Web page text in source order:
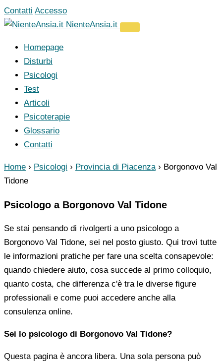
Vai
al
Contatti Accesso
NienteAnsia.it
Homepage
Disturbi
Psicologi
Test
Articoli
Psicoterapie
Glossario
Contatti
Home › Psicologi › Provincia di Piacenza › Borgonovo Val
Tidone
Psicologo a Borgonovo Val Tidone
Se stai pensando di rivolgerti a uno psicologo a
Borgonovo Val Tidone, sei nel posto giusto. Qui trovi tutte
le informazioni pratiche per fare una scelta consapevole:
quando chiedere aiuto, cosa succede al primo colloquio,
quanto costa, che differenza c'è tra le diverse figure
professionali e come puoi accedere anche alla
consulenza online.
Sei lo psicologo di Borgonovo Val Tidone?
Questa pagina è ancora libera. Una sola persona può